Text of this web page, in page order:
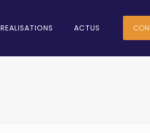
REALISATIONS ACTUS